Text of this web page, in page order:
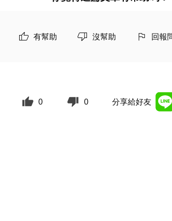
有幫助 沒幫助 回報
0 0 分享給好友